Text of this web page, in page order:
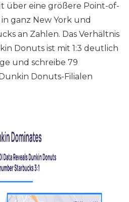
über eine größere Point-of-
ganz New York und
an Zahlen. Das Verhältnis
Donuts ist mit 1:3 deutlich
und schreibe 79
Donuts-Filialen